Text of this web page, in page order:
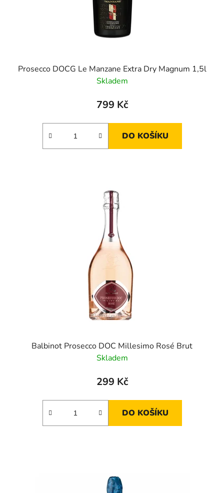
Prosecco DOCG Le Manzane Extra Dry Magnum 1,5l
Skladem
799 Kč
DO KOŠÍKU
Balbinot Prosecco DOC Millesimo Rosé Brut
Skladem
299 Kč
DO KOŠÍKU